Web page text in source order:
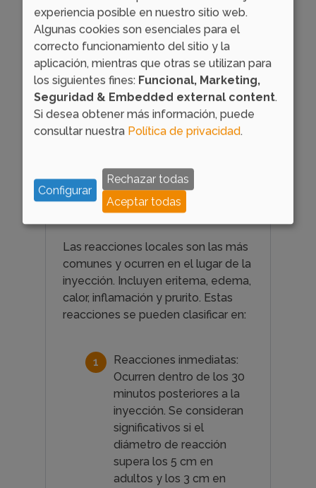
a la inmunoterapia
subcutánea (SCIT)
Reacciones locales
Las reacciones locales son las más
comunes y ocurren en el lugar de la
inyección. Incluyen eritema, edema,
calor, inflamación y prurito. Estas
reacciones se pueden clasificar en:
Reacciones inmediatas:
Ocurren dentro de los 30
minutos posteriores a la
inyección. Se consideran
significativos si el
diámetro de reacción
supera los 5 cm en
adultos y los 3 cm en
experiencia posible en nuestro sitio web.
Algunas cookies son esenciales para el
correcto funcionamiento del sitio y la
aplicación, mientras que otras se utilizan para
los siguientes fines: Funcional, Marketing,
Seguridad & Embedded external content.
Si desea obtener más información, puede
consultar nuestra Política de privacidad.
Configurar
Rechazar todas
Aceptar todas